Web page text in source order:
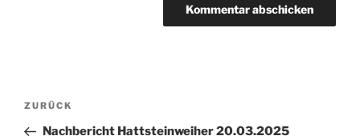
Beitragsnavigation
Vorheriger
Beitrag
ZURÜCK
Nachbericht Hattsteinweiher 20.03.2025